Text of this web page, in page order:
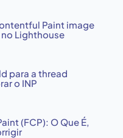
Paint image
Lighthouse
para a thread
o INP
(FCP): O Que É,